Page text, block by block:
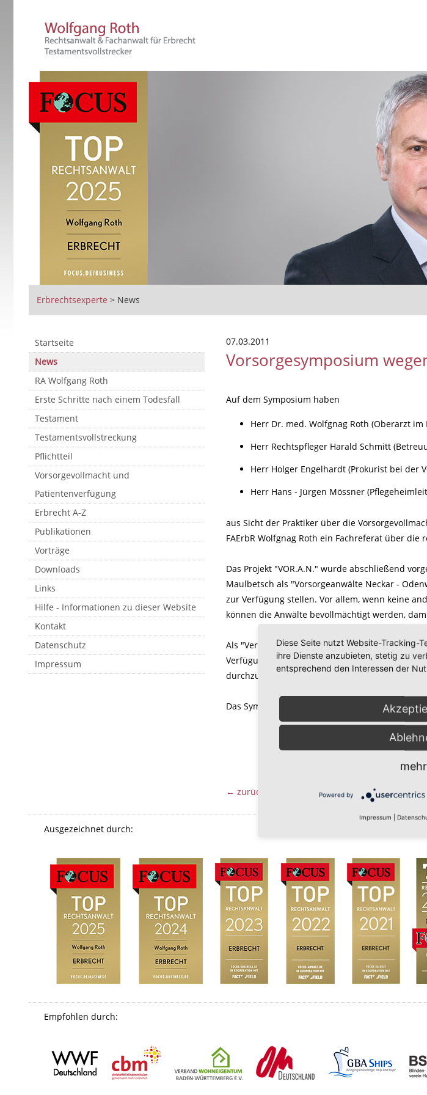
Erbrechtsexperte > News
Startseite
News
RA Wolfgang Roth
Erste Schritte nach einem Todesfall
Testament
Testamentsvollstreckung
Pflichtteil
Vorsorgevollmacht und
Patientenverfügung
Erbrecht A-Z
Publikationen
Vorträge
Downloads
Links
Hilfe - Informationen zu dieser Website
Kontakt
Datenschutz
Impressum
07.03.2011
Vorsorgesymposium
Auf dem Symposium haben
Herr Dr. med. Wolfgnag Roth (Oberarzt
Herr Rechtspfleger Harald Schmitt
Herr Holger Engelhardt (Prokurist bei der
Herr Hans - Jürgen Mössner
aus Sicht der Praktiker über die
FAErbR Wolfgnag Roth ein Fachreferat über
Das Projekt "VOR.A.N." wurde abschließend
Maulbetsch als "Vorsorgeanwälte Neckar -
zur Verfügung stellen. Vor allem, wenn keine
können die Anwälte bevollmächtigt werden,
Als "Versorgungspool" stellen sich dazu
Verfügung, um die Versorgung der
durchzuführen.
Das Symposium soll im Herbst mit dem Thema
← zurück
Ausgezeichnet durch:
Empfohlen durch:
Diese Seite nutzt Website-Tracking-
ihre Dienste anzubieten, stetig zu
entsprechend den Interessen der
mehr
Powered by
Impressum